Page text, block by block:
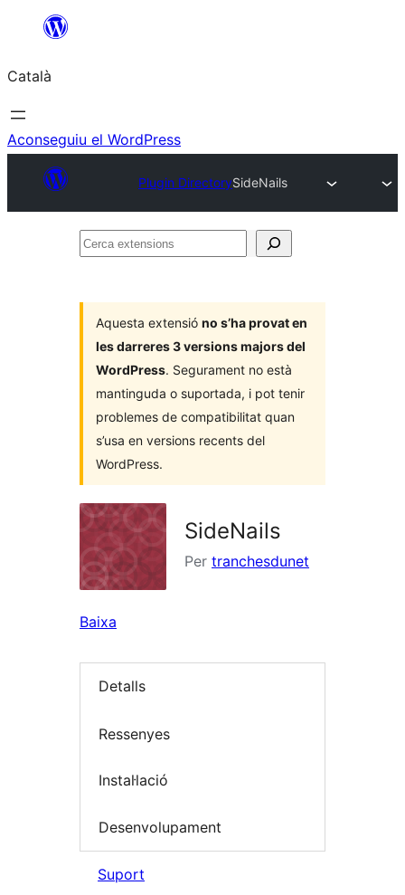
contingut
Català
Aconseguiu el WordPress
Plugin DirectorySideNails
Cerca
Aquesta extensió no s’ha provat en
les darreres 3 versions majors del
WordPress. Segurament no està
mantinguda o suportada, i pot tenir
problemes de compatibilitat quan
s’usa en versions recents del
WordPress.
SideNails
Per tranchesdunet
Baixa
Detalls
Ressenyes
Instal·lació
Desenvolupament
Suport